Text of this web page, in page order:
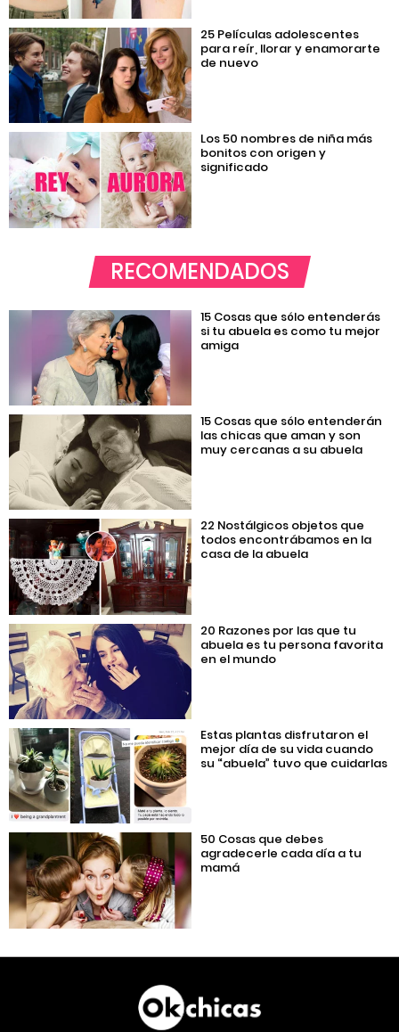
25 Películas adolescentes
para reír, llorar y enamorarte
de nuevo
Los 50 nombres de niña más
bonitos con origen y
significado
RECOMENDADOS
15 Cosas que sólo entenderás
si tu abuela es como tu mejor
amiga
15 Cosas que sólo entenderán
las chicas que aman y son
muy cercanas a su abuela
22 Nostálgicos objetos que
todos encontrábamos en la
casa de la abuela
20 Razones por las que tu
abuela es tu persona favorita
en el mundo
Estas plantas disfrutaron el
mejor día de su vida cuando
su “abuela” tuvo que cuidarlas
50 Cosas que debes
agradecerle cada día a tu
mamá